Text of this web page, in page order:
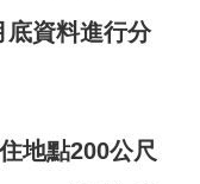
底資料進行分
地點200公尺